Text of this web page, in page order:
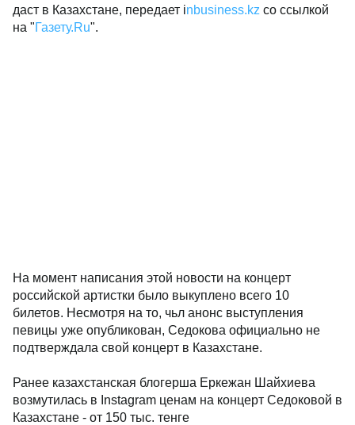
даст в Казахстане, передает inbusiness.kz со ссылкой
на "Газету.Ru".
На момент написания этой новости на концерт
российской артистки было выкуплено всего 10
билетов. Несмотря на то, чьл анонс выступления
певицы уже опубликован, Седокова официально не
подтверждала свой концерт в Казахстане.
Ранее казахстанская блогерша Еркежан Шайхиева
возмутилась в Instagram ценам на концерт Седоковой в
Казахстане - от 150 тыс. тенге